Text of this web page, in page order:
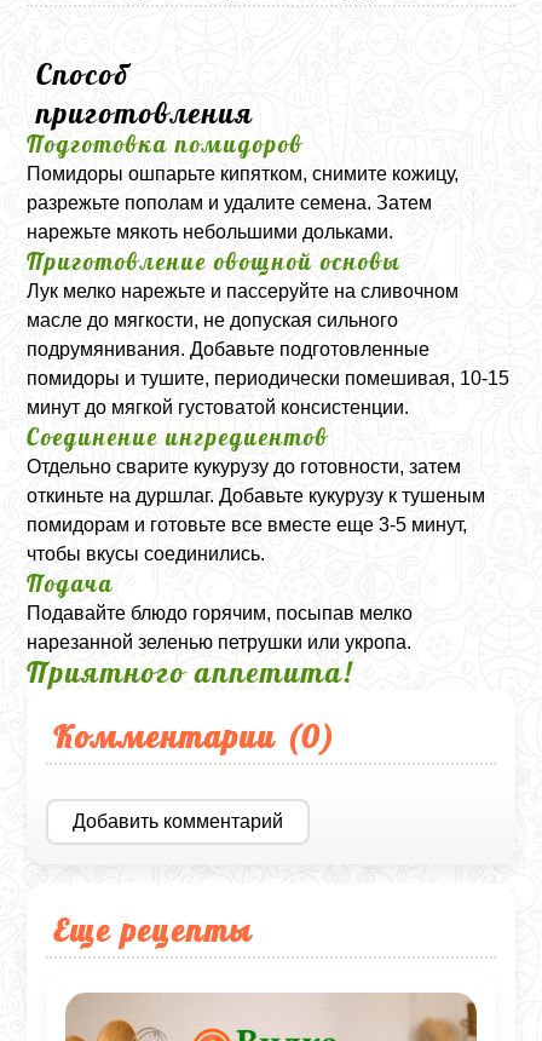
Способ
приготовления
Подготовка помидоров
Помидоры ошпарьте кипятком, снимите кожицу,
разрежьте пополам и удалите семена. Затем
нарежьте мякоть небольшими дольками.
Приготовление овощной основы
Лук мелко нарежьте и пассеруйте на сливочном
масле до мягкости, не допуская сильного
подрумянивания. Добавьте подготовленные
помидоры и тушите, периодически помешивая, 10-15
минут до мягкой густоватой консистенции.
Соединение ингредиентов
Отдельно сварите кукурузу до готовности, затем
откиньте на дуршлаг. Добавьте кукурузу к тушеным
помидорам и готовьте все вместе еще 3-5 минут,
чтобы вкусы соединились.
Подача
Подавайте блюдо горячим, посыпав мелко
нарезанной зеленью петрушки или укропа.
Приятного аппетита!
Комментарии (0)
Добавить комментарий
Еще рецепты